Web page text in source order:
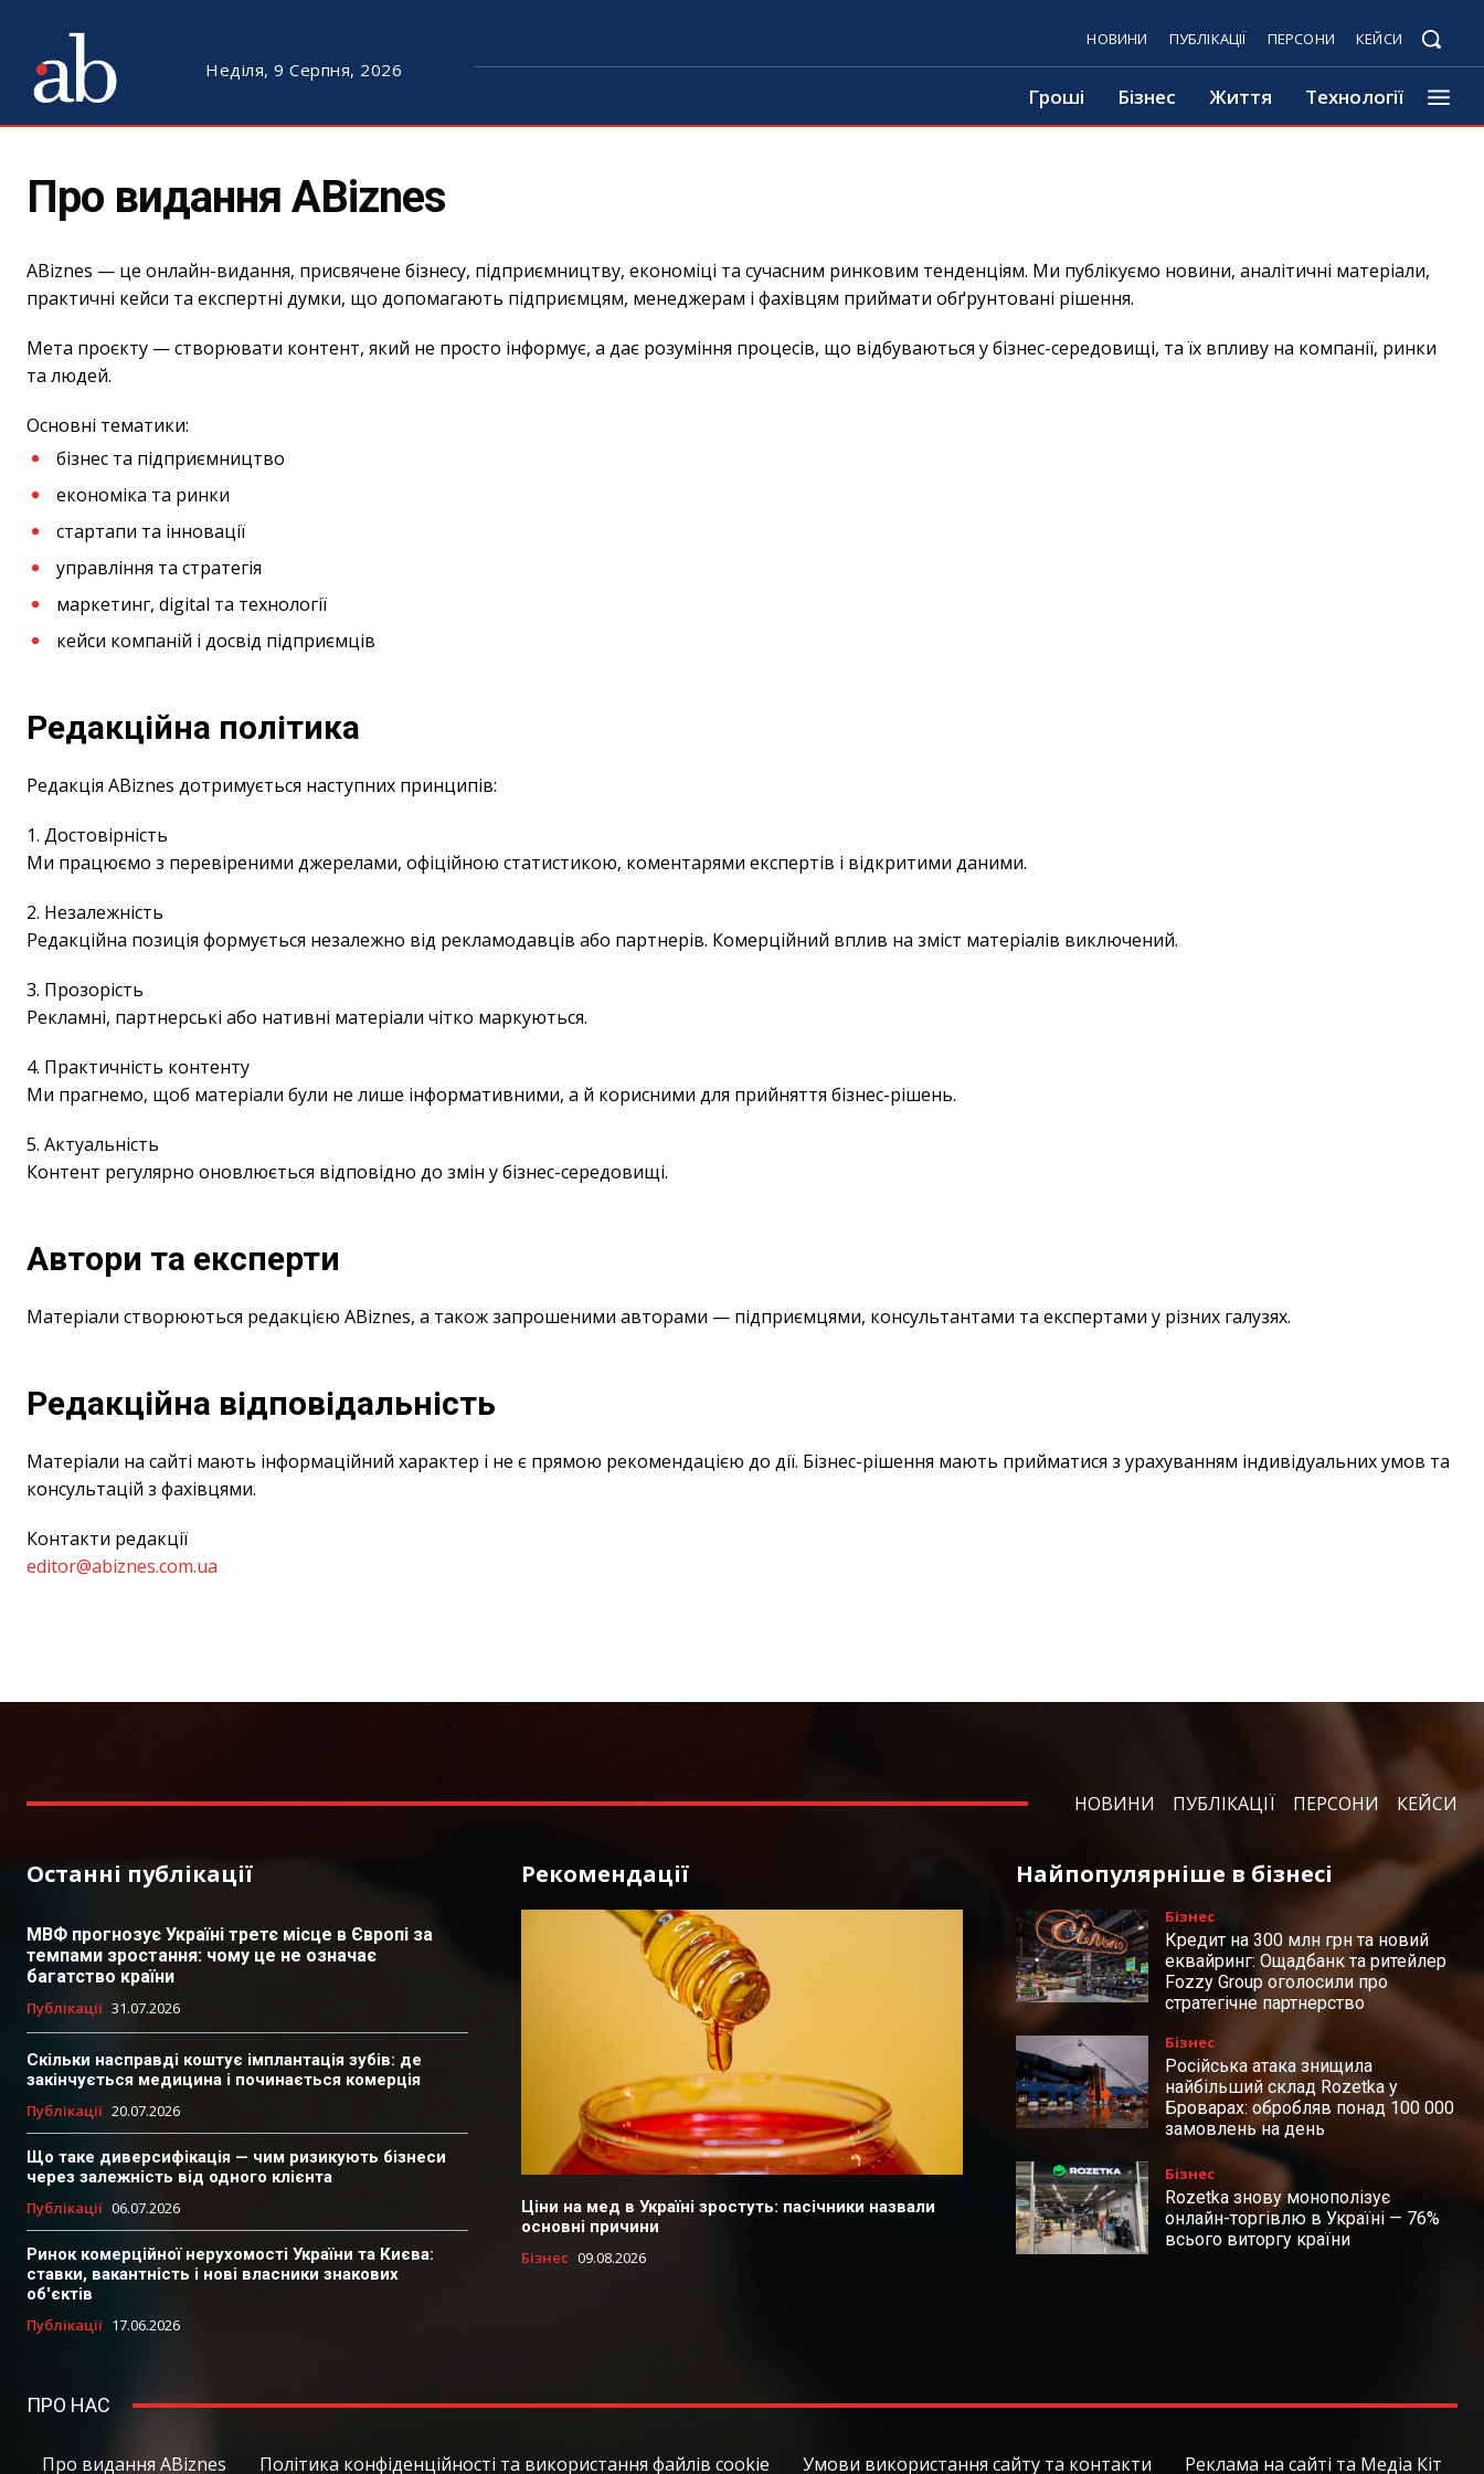
Неділя, 9 Серпня, 2026
НОВИНИ ПУБЛІКАЦІЇ ПЕРСОНИ КЕЙСИ
Гроші Бізнес Життя Технології
Про видання ABiznes
ABiznes — це онлайн-видання, присвячене бізнесу, підприємництву, економіці та сучасним ринковим тенденціям. Ми публікуємо новини, аналітичні матеріали,
практичні кейси та експертні думки, що допомагають підприємцям, менеджерам і фахівцям приймати обґрунтовані рішення.
Мета проєкту — створювати контент, який не просто інформує, а дає розуміння процесів, що відбуваються у бізнес-середовищі, та їх впливу на компанії, ринки
та людей.
Основні тематики:
бізнес та підприємництво
економіка та ринки
стартапи та інновації
управління та стратегія
маркетинг, digital та технології
кейси компаній і досвід підприємців
Редакційна політика
Редакція ABiznes дотримується наступних принципів:
1. Достовірність
Ми працюємо з перевіреними джерелами, офіційною статистикою, коментарями експертів і відкритими даними.
2. Незалежність
Редакційна позиція формується незалежно від рекламодавців або партнерів. Комерційний вплив на зміст матеріалів виключений.
3. Прозорість
Рекламні, партнерські або нативні матеріали чітко маркуються.
4. Практичність контенту
Ми прагнемо, щоб матеріали були не лише інформативними, а й корисними для прийняття бізнес-рішень.
5. Актуальність
Контент регулярно оновлюється відповідно до змін у бізнес-середовищі.
Автори та експерти
Матеріали створюються редакцією ABiznes, а також запрошеними авторами — підприємцями, консультантами та експертами у різних галузях.
Редакційна відповідальність
Матеріали на сайті мають інформаційний характер і не є прямою рекомендацією до дії. Бізнес-рішення мають прийматися з урахуванням індивідуальних умов та
консультацій з фахівцями.
Контакти редакції
editor@abiznes.com.ua
НОВИНИ ПУБЛІКАЦІЇ ПЕРСОНИ КЕЙСИ
Останні публікації
МВФ прогнозує Україні третє місце в Європі за
темпами зростання: чому це не означає
багатство країни
Публікації 31.07.2026
Скільки насправді коштує імплантація зубів: де
закінчується медицина і починається комерція
Публікації 20.07.2026
Що таке диверсифікація — чим ризикують бізнеси
через залежність від одного клієнта
Публікації 06.07.2026
Ринок комерційної нерухомості України та Києва:
ставки, вакантність і нові власники знакових
об'єктів
Публікації 17.06.2026
Рекомендації
Ціни на мед в Україні зростуть: пасічники назвали
основні причини
Бізнес 09.08.2026
Найпопулярніше в бізнесі
Бізнес
Кредит на 300 млн грн та новий
еквайринг: Ощадбанк та ритейлер
Fozzy Group оголосили про
стратегічне партнерство
Бізнес
Російська атака знищила
найбільший склад Rozetka у
Броварах: обробляв понад 100 000
замовлень на день
Бізнес
Rozetka знову монополізує
онлайн-торгівлю в Україні — 76%
всього виторгу країни
ПРО НАС
Про видання ABiznes Політика конфіденційності та використання файлів cookie Умови використання сайту та контакти Реклама на сайті та Медіа Кіт